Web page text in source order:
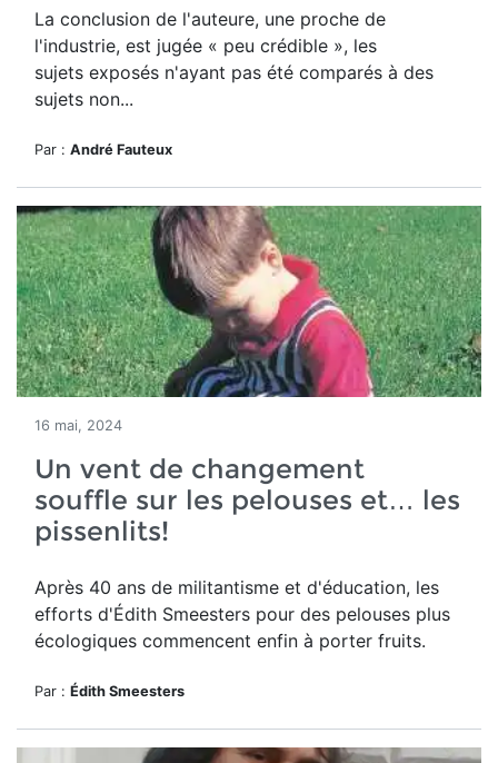
La conclusion de l'auteure, une proche de
l'industrie, est jugée « peu crédible », les
sujets exposés n'ayant pas été comparés à des
sujets non...
Par : André Fauteux
16 mai, 2024
Un vent de changement
souffle sur les pelouses et… les
pissenlits!
Après 40 ans de militantisme et d'éducation, les
efforts d'Édith Smeesters pour des pelouses plus
écologiques commencent enfin à porter fruits.
Par : Édith Smeesters